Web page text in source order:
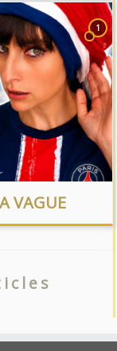
1
VAGUE